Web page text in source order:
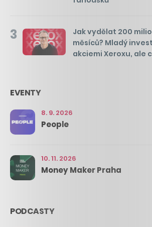
3
Jak vydělat 200
měsíců? Mladý
akciemi Xeroxu, ale
EVENTY
8. 9. 2026
People
10. 11. 2026
Money Maker Praha
PODCASTY